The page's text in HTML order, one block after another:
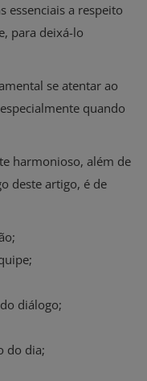
essenciais a respeito
para deixá-lo
se atentar ao
quando
harmonioso, além de
deste artigo, é de
diálogo;
do dia;